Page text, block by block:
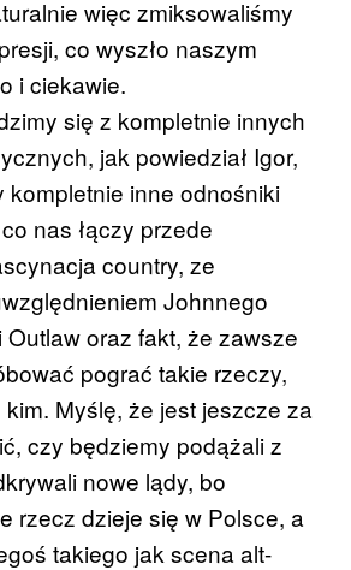
więc zmiksowaliśmy
co wyszło naszym
i ciekawie.
się z kompletnie innych
jak powiedział Igor,
kompletnie inne odnośniki
nas łączy przede
country, ze
Johnnego
oraz fakt, że zawsze
pograć takie rzeczy,
kim. Myślę, że jest jeszcze za
czy będziemy podążali z
nowe lądy, bo
rzecz dzieje się w Polsce, a
takiego jak scena alt-